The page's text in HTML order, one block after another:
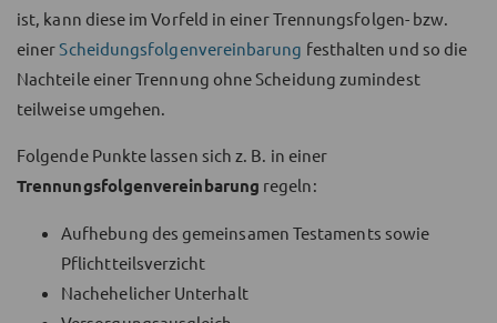
ist, kann diese im Vorfeld in einer Trennungsfolgen- bzw.
einerScheidungsfolgen­vereinbarung festhalten und so die
Nachteile einer Trennung ohne Scheidung zumindest
teilweise umgehen.
Folgende Punkte lassen sich z. B. in einer
Trennungsfolgenvereinbarung regeln:
Aufhebung des gemeinsamen Testaments sowie
Pflichtteilsverzicht
Nachehelicher Unterhalt